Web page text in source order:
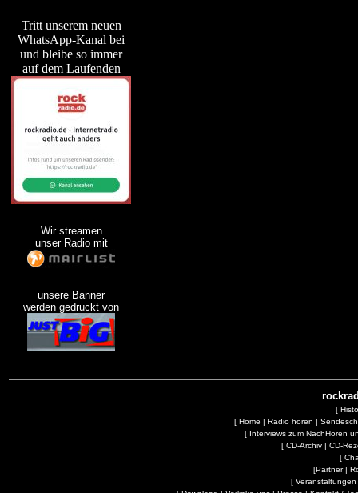
Tritt unserem neuen
WhatsApp-Kanal bei
und bleibe so immer
auf dem Laufenden
Wir streamen
unser Radio mit
unsere Banner
werden gedruckt von
[
[ Home | Radio hören |
[ Interviews zum NachHören
[ CD-Archiv| CD-
[
[Partner|
[ Veranstaltungen